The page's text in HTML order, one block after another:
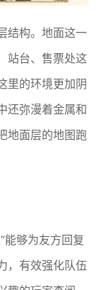
结构。地面这一
站台、售票处这
里的环境更加阴
还弥漫着金属和
地面层的地图跑
能够为友方回复
，有效强化队伍